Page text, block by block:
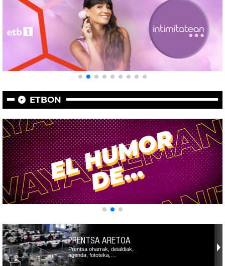
ETBON
PRENTSA ARETOA
Prentsa oharrak, deialdiak,
agenda, fototeka,…